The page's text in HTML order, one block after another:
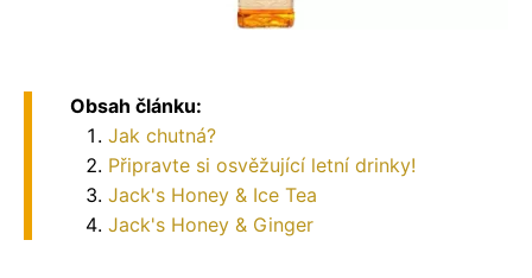
Obsah článku:
Jak chutná?
Připravte si osvěžující letní drinky!
Jack's Honey & Ice Tea
Jack's Honey & Ginger